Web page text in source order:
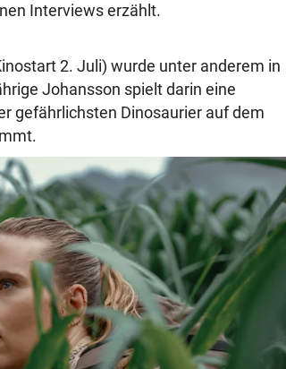
Interviews erzählt.
2. Juli) wurde unter anderem in
Johansson spielt darin eine
gefährlichsten Dinosaurier auf dem